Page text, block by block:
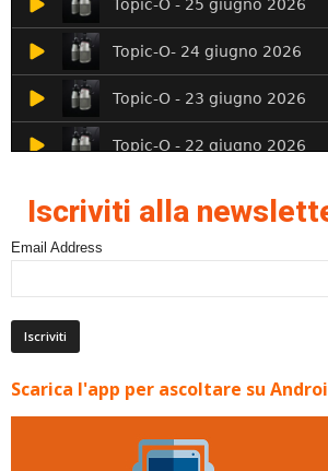
Iscriviti alla
Email Address
Scarica l'app per ascoltare su